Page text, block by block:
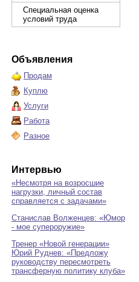
Специальная оценка
условий труда
Объявления
Продам
Куплю
Услуги
Работа
Разное
Интервью
«Несмотря на возросшие
нагрузки, личный состав
справляется с задачами»
Станислав Волженцев: «Юмор
- мое супероружие»
Тренер «Новой генерации»
Юрий Руднев: «Предложу
руководству пересмотреть
трансферную политику клуба»